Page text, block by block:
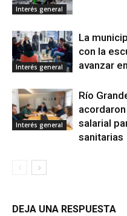
Interés general
Interés general
La
con la
avanzar
Interés general
Río
salarial
sanitarias
DEJA UNA RESPUESTA